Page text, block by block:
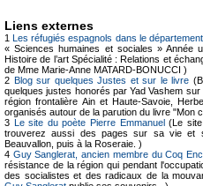
Liens externes
1Les réfugiés espagnols dans le
« Sciences humaines et sociales » Année
Histoire de l’art Spécialité : Relations et
de Mme Marie-Anne MATARD-BONUCCI )
2 Blog sur quelques Justes et sur le livre
quelques justes honorés par Yad Vashem
région frontalière Ain et Haute-Savoie,
organisés autour de la parution du livre "Mon
3 Le site du poète Pierre Emmanuel(Le site
trouverez aussi des pages sur sa vie et
Beauvallon, puis à la Roseraie. )
4 Guy Sanglerat, ancien membre du Coq
résistance de la région qui pendant
des socialistes et des radicaux de la